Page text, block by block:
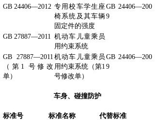
GB 24406—2012 专用校车学生座
椅系统及其车辆
固定件的强度
GB 24406—200
9
GB 27887—2011 机动车儿童乘员
用约束系统
GB 27887—2011
（第1 号修改
单）
机动车儿童乘员
用约束系统（第1
号修改单）
GB 24406—200
9
车身、碰撞防护
标准号 标准名称
代替标准